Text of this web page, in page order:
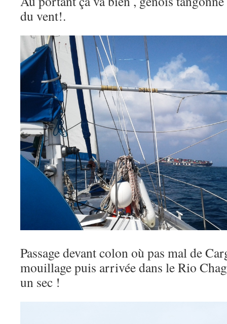
du vent!.
Passage devant colon où pas mal de
mouillage puis arrivée dans le Rio
un sec !